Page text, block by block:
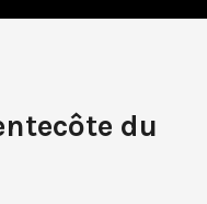
du